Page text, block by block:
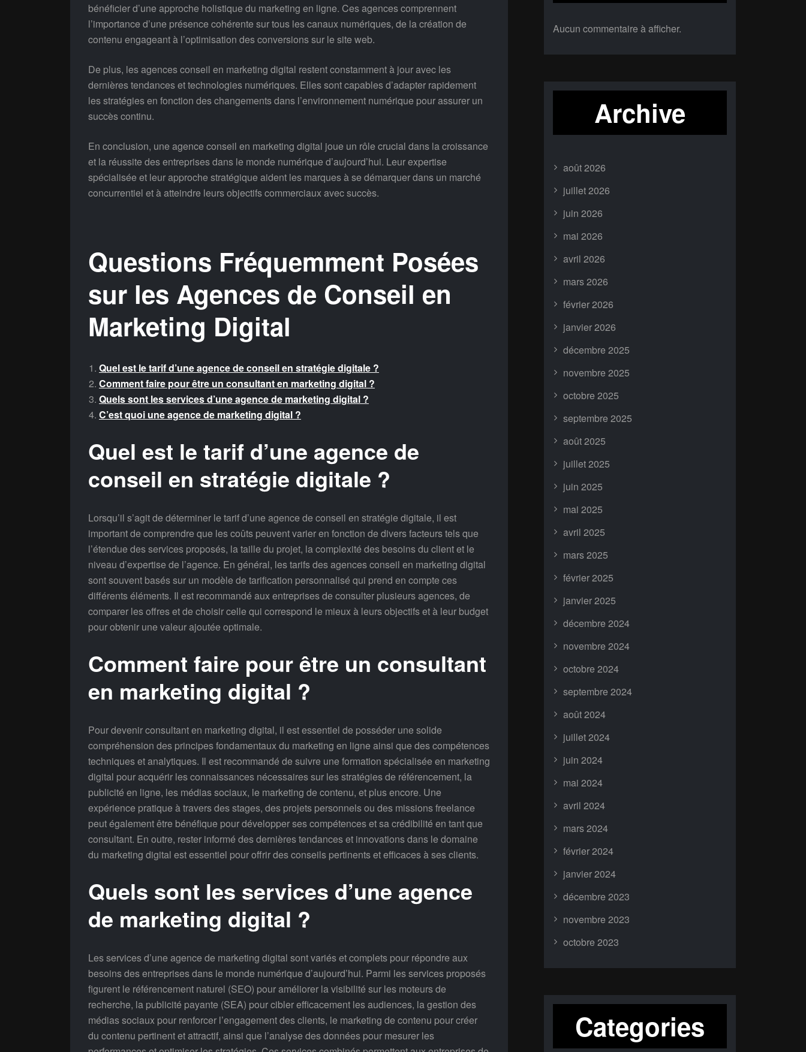
bénéficier d’une approche holistique du marketing en ligne. Ces agences comprennent
l’importance d’une présence cohérente sur tous les canaux numériques, de la création de
contenu engageant à l’optimisation des conversions sur le site web.
De plus, les agences conseil en marketing digital restent constamment à jour avec les
dernières tendances et technologies numériques. Elles sont capables d’adapter rapidement
les stratégies en fonction des changements dans l’environnement numérique pour assurer un
succès continu.
En conclusion, une agence conseil en marketing digital joue un rôle crucial dans la croissance
et la réussite des entreprises dans le monde numérique d’aujourd’hui. Leur expertise
spécialisée et leur approche stratégique aident les marques à se démarquer dans un marché
concurrentiel et à atteindre leurs objectifs commerciaux avec succès.
Questions Fréquemment Posées
sur les Agences de Conseil en
Marketing Digital
Quel est le tarif d’une agence de conseil en stratégie digitale ?
Comment faire pour être un consultant en marketing digital ?
Quels sont les services d’une agence de marketing digital ?
C’est quoi une agence de marketing digital ?
Quel est le tarif d’une agence de
conseil en stratégie digitale ?
Lorsqu’il s’agit de déterminer le tarif d’une agence de conseil en stratégie digitale, il est
important de comprendre que les coûts peuvent varier en fonction de divers facteurs tels que
l’étendue des services proposés, la taille du projet, la complexité des besoins du client et le
niveau d’expertise de l’agence. En général, les tarifs des agences conseil en marketing digital
sont souvent basés sur un modèle de tarification personnalisé qui prend en compte ces
différents éléments. Il est recommandé aux entreprises de consulter plusieurs agences, de
comparer les offres et de choisir celle qui correspond le mieux à leurs objectifs et à leur budget
pour obtenir une valeur ajoutée optimale.
Comment faire pour être un consultant
en marketing digital ?
Pour devenir consultant en marketing digital, il est essentiel de posséder une solide
compréhension des principes fondamentaux du marketing en ligne ainsi que des compétences
techniques et analytiques. Il est recommandé de suivre une formation spécialisée en marketing
digital pour acquérir les connaissances nécessaires sur les stratégies de référencement, la
publicité en ligne, les médias sociaux, le marketing de contenu, et plus encore. Une
expérience pratique à travers des stages, des projets personnels ou des missions freelance
peut également être bénéfique pour développer ses compétences et sa crédibilité en tant que
consultant. En outre, rester informé des dernières tendances et innovations dans le domaine
du marketing digital est essentiel pour offrir des conseils pertinents et efficaces à ses clients.
Quels sont les services d’une agence
de marketing digital ?
Les services d’une agence de marketing digital sont variés et complets pour répondre aux
besoins des entreprises dans le monde numérique d’aujourd’hui. Parmi les services proposés
figurent le référencement naturel (SEO) pour améliorer la visibilité sur les moteurs de
recherche, la publicité payante (SEA) pour cibler efficacement les audiences, la gestion des
médias sociaux pour renforcer l’engagement des clients, le marketing de contenu pour créer
du contenu pertinent et attractif, ainsi que l’analyse des données pour mesurer les
Aucun commentaire à afficher.
Archive
août 2026
juillet 2026
juin 2026
mai 2026
avril 2026
mars 2026
février 2026
janvier 2026
décembre 2025
novembre 2025
octobre 2025
septembre 2025
août 2025
juillet 2025
juin 2025
mai 2025
avril 2025
mars 2025
février 2025
janvier 2025
décembre 2024
novembre 2024
octobre 2024
septembre 2024
août 2024
juillet 2024
juin 2024
mai 2024
avril 2024
mars 2024
février 2024
janvier 2024
décembre 2023
novembre 2023
octobre 2023
Categories